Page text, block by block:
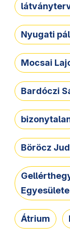
Nyugati
Mocsai
Bardóczi
Böröcz
Egyesülete
Átrium